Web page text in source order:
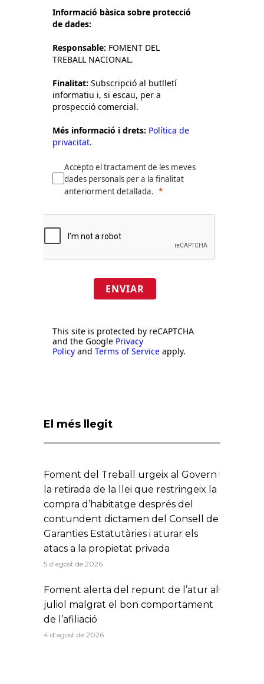
Informació bàsica sobre protecció
de dades:
Responsable: FOMENT DEL
TREBALL NACIONAL.
Finalitat: Subscripció al butlletí
informatiu i, si escau, per a
prospecció comercial.
Més informació i drets: Política de
privacitat.
Accepto el tractament de les meves
dades personals per a la finalitat
anteriorment detallada.
ENVIAR
This site is protected by reCAPTCHA
and the Google Privacy
Policy and Terms of Service apply.
El més llegit
Foment del Treball urgeix al Govern
la retirada de la llei que restringeix la
compra d’habitatge després del
contundent dictamen del Consell de
Garanties Estatutàries i aturar els
atacs a la propietat privada
5 d'agost de 2026
Foment alerta del repunt de l’atur al
juliol malgrat el bon comportament
de l’afiliació
4 d'agost de 2026